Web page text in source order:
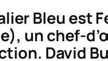
Bleu est
un chef-
David